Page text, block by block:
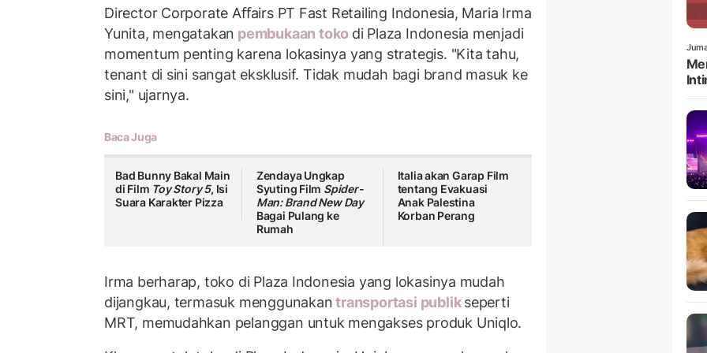
Director Corporate Aﬀairs PT Fast Retailing Indonesia, Maria Irma
Yunita, mengatakan pembukaan toko di Plaza Indonesia menjadi
momentum penting karena lokasinya yang strategis. "Kita tahu,
tenant di sini sangat eksklusif. Tidak mudah bagi brand masuk ke
sini," ujarnya.
Baca Juga
Bad Bunny Bakal Main
di Film Toy Story 5, Isi
Suara Karakter Pizza
Zendaya Ungkap
Syuting Film Spider-
Man: Brand New Day
Bagai Pulang ke
Rumah
Italia akan Garap Film
tentang Evakuasi
Anak Palestina
Korban Perang
Irma berharap, toko di Plaza Indonesia yang lokasinya mudah
dijangkau, termasuk menggunakantransportasi publikseperti
MRT, memudahkan pelanggan untuk mengakses produk Uniqlo.